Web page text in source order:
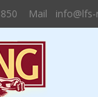
Mail info@lfs-